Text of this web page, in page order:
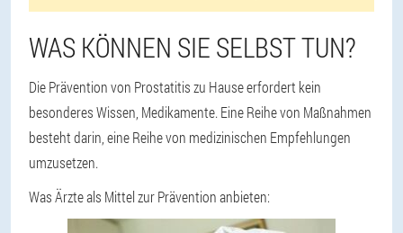
WAS KÖNNEN SIE SELBST TUN?
Die Prävention von Prostatitis zu Hause erfordert kein
besonderes Wissen, Medikamente. Eine Reihe von Maßnahmen
besteht darin, eine Reihe von medizinischen Empfehlungen
umzusetzen.
Was Ärzte als Mittel zur Prävention anbieten: